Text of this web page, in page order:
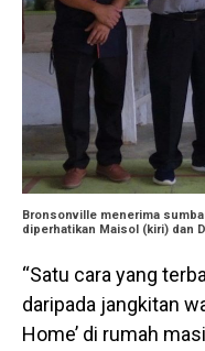
Bronsonville menerima
diperhatikan Maisol (kiri) dan
“Satu cara yang
daripada jangkitan
Home’ di rumah